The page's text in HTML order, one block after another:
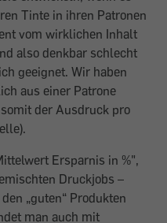
Tinte in ihren Patronen
vom wirklichen Inhalt
also denkbar schlecht
geeignet. Wir haben
aus einer Patrone
der Ausdruck pro
Ersparnis in %",
Druckjobs –
„guten“ Produkten
man auch mit